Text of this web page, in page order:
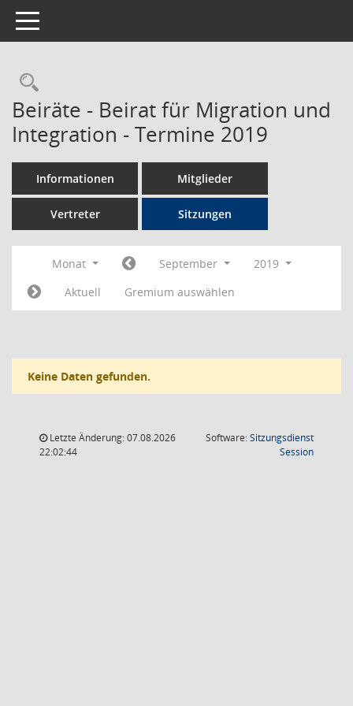
Toggle navigation
Rechercheauswahl
Beiräte - Beirat für Migration und
Integration - Termine 2019
Informationen Mitglieder
Vertreter Sitzungen
Monat September
2019
Aktuell
Gremium auswählen
Keine Daten gefunden.
Letzte Änderung: 07.08.2026
22:02:44
Software:Sitzungsdienst
Session(Wird in